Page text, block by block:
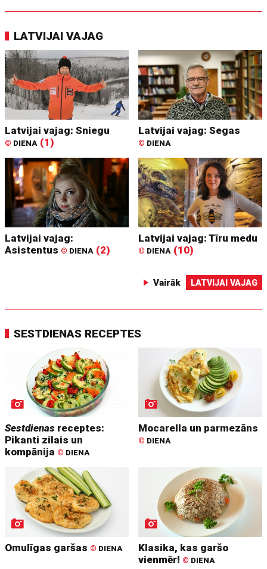
LATVIJAI VAJAG
Latvijai vajag: Sniegu
© DIENA (1)
Latvijai vajag: Segas
© DIENA
Latvijai vajag:
Asistentus © DIENA (2)
Latvijai vajag: Tīru medu
© DIENA (10)
Vairāk LATVIJAI VAJAG
SESTDIENAS RECEPTES
Sestdienas receptes:
Pikanti zilais un
kompānija © DIENA
Mocarella un parmezāns
© DIENA
Omulīgas garšas © DIENA
Klasika, kas garšo
vienmēr! © DIENA